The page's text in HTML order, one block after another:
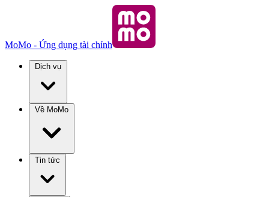
MoMo - Ứng dụng tài chính
Dịch vụ
Về MoMo
Tin tức